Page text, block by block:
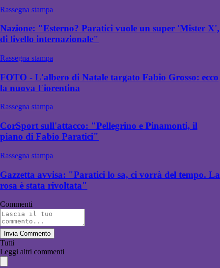
Rassegna stampa
Nazione: "Esterno? Paratici vuole un super 'Mister X',
di livello internazionale"
Rassegna stampa
FOTO - L'albero di Natale targato Fabio Grosso: ecco
la nuova Fiorentina
Rassegna stampa
CorSport sull'attacco: "Pellegrino e Pinamonti, il
piano di Fabio Paratici"
Rassegna stampa
Gazzetta avvisa: "Paratici lo sa, ci vorrà del tempo. La
rosa è stata rivoltata"
Commenti
Invia Commento
Tutti
Leggi altri commenti